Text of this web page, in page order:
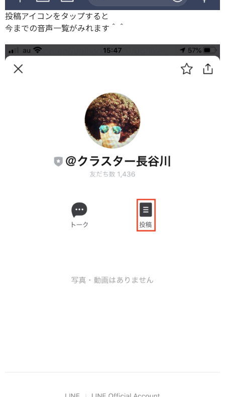
投稿アイコンをタップすると
今までの音声一覧がみれます＾＾